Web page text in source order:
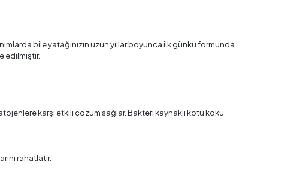
bile yatağınızın uzun yıllar boyunca ilk günkü formunda
edilmiştir.
karşı etkili çözüm sağlar. Bakteri kaynaklı kötü koku
rahatlatır.